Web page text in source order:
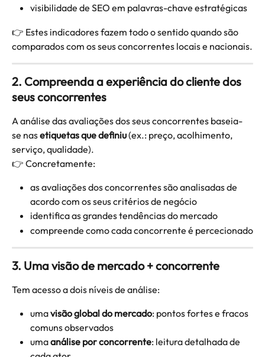
visibilidade de SEO em palavras-chave estratégicas
👉 Estes indicadores fazem todo o sentido quando são
comparados com os seus concorrentes locais e nacionais.
2. Compreenda a experiência do cliente dos
seus concorrentes
A análise das avaliações dos seus concorrentes baseia-
se nas etiquetas que definiu (ex.: preço, acolhimento,
serviço, qualidade).
👉 Concretamente:
as avaliações dos concorrentes são analisadas de
acordo com os seus critérios de negócio
identifica as grandes tendências do mercado
compreende como cada concorrente é percecionado
3. Uma visão de mercado + concorrente
Tem acesso a dois níveis de análise:
uma visão global do mercado: pontos fortes e fracos
comuns observados
uma análise por concorrente: leitura detalhada de